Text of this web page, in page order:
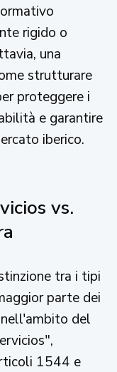
rigido o
una
strutturare
proteggere i
e garantire
iberico.
vs.
tra i tipi
parte dei
del
1544 e